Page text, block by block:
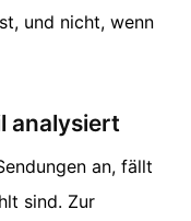
und nicht, wenn
analysiert
an, fällt
sind. Zur